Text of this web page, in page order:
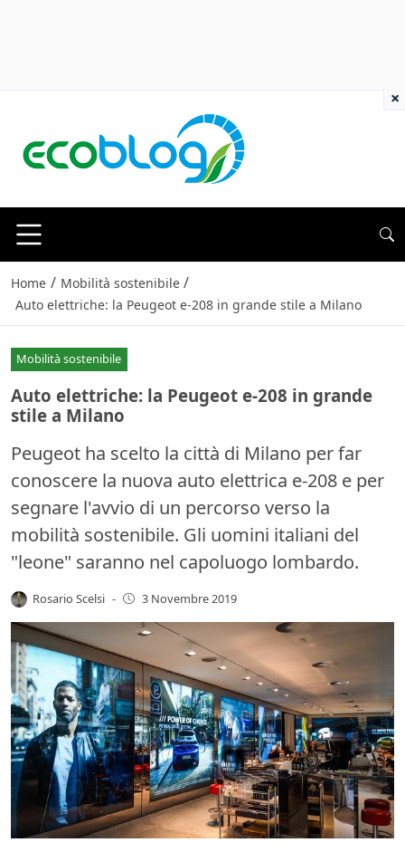
Home / Mobilità sostenibile /
Auto elettriche: la Peugeot e-208 in grande stile a Milano
Mobilità sostenibile
Auto elettriche: la Peugeot e-208 in grande
stile a Milano
Peugeot ha scelto la città di Milano per far
conoscere la nuova auto elettrica e-208 e per
segnare l'avvio di un percorso verso la
mobilità sostenibile. Gli uomini italiani del
"leone" saranno nel capoluogo lombardo.
Rosario Scelsi - 3 Novembre 2019
×